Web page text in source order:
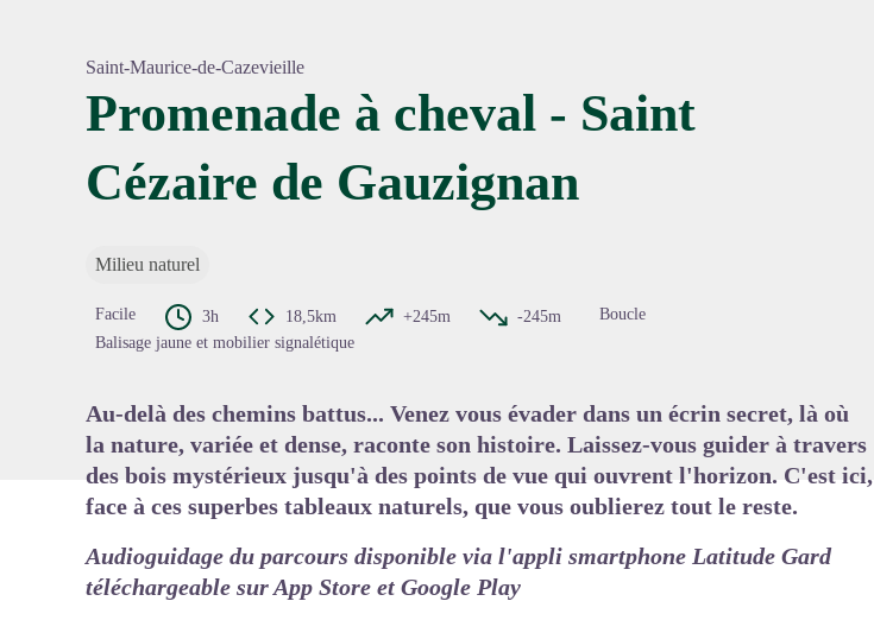
Saint-Maurice-de-Cazevieille
Promenade à cheval - Saint
Cézaire de Gauzignan
Milieu naturel
Facile 3h 18,5km +245m -245m
Boucle
Balisage jaune et mobilier signalétique
Au-delà des chemins battus... Venez vous évader dans un écrin secret, là où
la nature, variée et dense, raconte son histoire. Laissez-vous guider à travers
des bois mystérieux jusqu'à des points de vue qui ouvrent l'horizon. C'est ici,
face à ces superbes tableaux naturels, que vous oublierez tout le reste.
Audioguidage du parcours disponible via l'appli smartphone Latitude Gard
téléchargeable sur App Store et Google Play